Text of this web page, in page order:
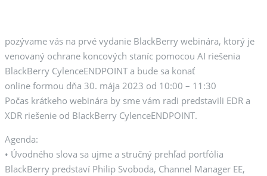
pozývame vás na prvé vydanie BlackBerry webinára, ktorý je
venovaný ochrane koncových staníc pomocou AI riešenia
BlackBerry CylenceENDPOINT a bude sa konať
online formou dňa 30. mája 2023 od 10:00 – 11:30
Počas krátkeho webinára by sme vám radi predstavili EDR a
XDR riešenie od BlackBerry CylenceENDPOINT.
Agenda:
• Úvodného slova sa ujme a stručný prehľad portfólia
BlackBerry predstaví Philip Svoboda, Channel Manager EE,